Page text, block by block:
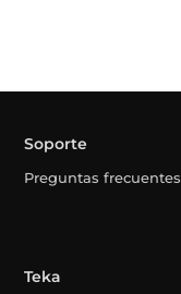
Soporte
Preguntas frecuentes
Teka